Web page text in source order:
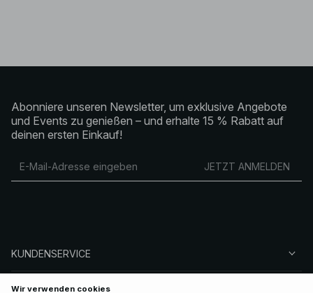
Abonniere unseren Newsletter, um exklusive Angebote
und Events zu genießen – und erhalte 15 % Rabatt auf
deinen ersten Einkauf!
JETZT ANMELDEN
KUNDENSERVICE
ÜBER NA-KD